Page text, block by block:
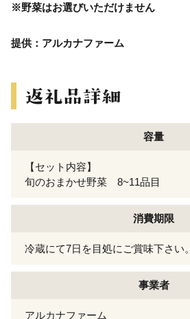
※野菜はお選びいただけません
提供：アルカナファーム
容量
【セット内容】
旬のおまかせ野菜 8~11品目
消費期限
冷蔵にて7日を目処にご賞味下さい。
事業者
アルカナファーム